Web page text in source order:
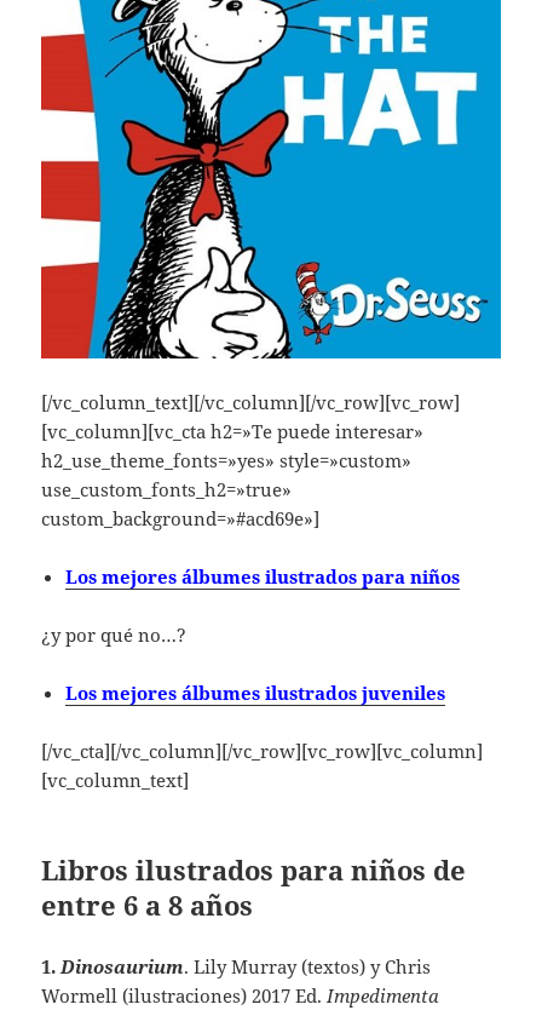
[/vc_column_text][/vc_column][/vc_row][vc_row]
[vc_column][vc_cta h2=»Te puede interesar»
h2_use_theme_fonts=»yes» style=»custom»
use_custom_fonts_h2=»true»
custom_background=»#acd69e»]
Los mejores álbumes ilustrados para niños
¿y por qué no…?
Los mejores álbumes ilustrados juveniles
[/vc_cta][/vc_column][/vc_row][vc_row][vc_column]
[vc_column_text]
Libros ilustrados para niños de
entre 6 a 8 años
1.Dinosaurium. Lily Murray (textos) y Chris
Wormell (ilustraciones) 2017 Ed.Impedimenta